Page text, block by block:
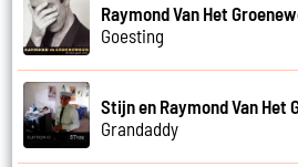
Raymond Van Het
Goesting
Stijn en Raymond Van Het
Grandaddy